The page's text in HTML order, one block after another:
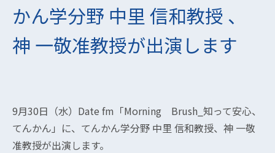
かん学分野 中里 信和教授 、
神 一敬准教授が出演します
9月30日（水）Date fm「Morning Brush_知って安心、
てんかん」に、てんかん学分野 中里 信和教授、神 一敬
准教授が出演します。